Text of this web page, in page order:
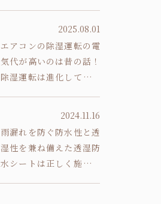
2025.08.01
エアコンの除湿運転の電
気代が高いのは昔の話！
除湿運転は進化していま
2024.11.16
雨漏れを防ぐ防水性と透
湿性を兼ね備えた透湿防
水シートは正しく施工し